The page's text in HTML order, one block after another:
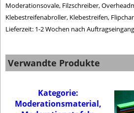
Moderationsovale, Filzschreiber,
Klebestreifenabroller, Klebestreifen,
Lieferzeit: 1-2 Wochen nach Auftragseingang
Verwandte Produkte
Kategorie:
Moderationsmaterial,